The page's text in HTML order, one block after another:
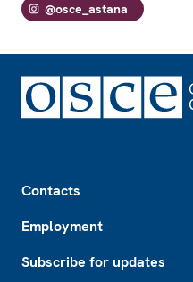
@osce_astana
Contacts
Employment
Subscribe for updates